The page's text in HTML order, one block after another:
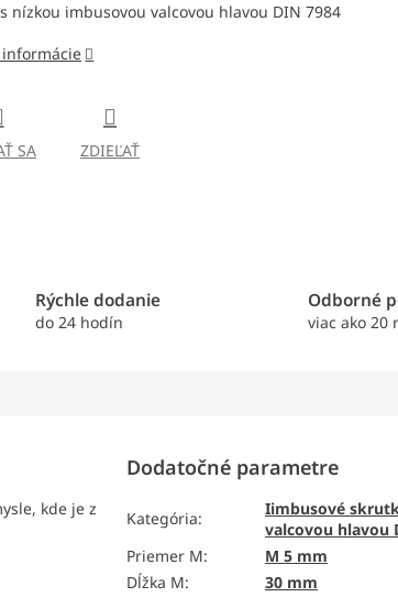
nízkou imbusovou valcovou hlavou DIN 7984
SA ZDIEĽAŤ
Rýchle dodanie
do 24 hodín
Odborné
viac ako 20
kde je z
Dodatočné parametre
Kategória:
Iimbusové
valcovou hlavou
Priemer M:
M 5 mm
Dĺžka M:
30 mm